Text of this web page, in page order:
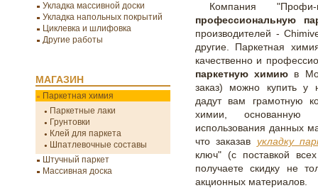
Укладка массивной доски
Укладка напольных покрытий
Циклевка и шлифовка
Другие работы
МАГАЗИН
Паркетная химия
Паркетные лаки
Грунтовки
Клей для паркета
Шпатлевочные составы
Штучный паркет
Массивная доска
Компания
профессиональную
производителей -
другие. Паркетная
качественно и
паркетную химию в
заказ) можно купить у
дадут вам грамотную
химии, основанную
использования данных
что заказав укладку
ключ" (с поставкой
получаете скидку не
акционных материалов.